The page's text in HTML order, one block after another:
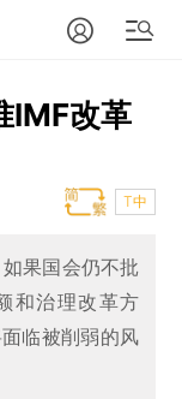
IMF改革
T中
果国会仍不批
和治理改革方
临被削弱的风